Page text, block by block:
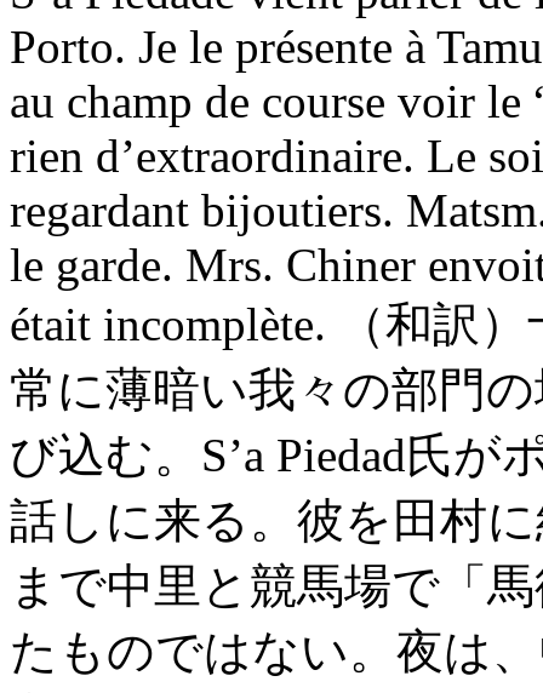
Porto. Je le présente à
au champ de course voir
rien d’extraordinaire. Le
regardant bijoutiers.
le garde. Mrs. Chiner
était incomplète. （和
常に薄暗い我々の部門
び込む。S’a Piedad氏
話しに来る。彼を田村
まで中里と競馬場で「
たものではない。夜は